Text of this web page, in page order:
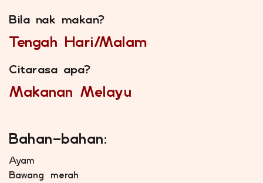
Bila nak makan?
Tengah Hari/Malam
Citarasa apa?
Makanan Melayu
Bahan–bahan:
Ayam
Bawang merah